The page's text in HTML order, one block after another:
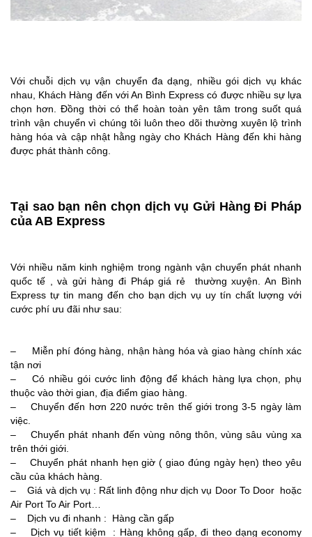
Với chuỗi dịch vụ vận chuyển đa dạng, nhiều gói dịch vụ khác
nhau, Khách Hàng đến với An Bình Express có được nhiều sự lựa
chọn hơn. Đồng thời có thể hoàn toàn yên tâm trong suốt quá
trình vận chuyển vì chúng tôi luôn theo dõi thường xuyên lộ trình
hàng hóa và cập nhật hằng ngày cho Khách Hàng đến khi hàng
được phát thành công.
Tại sao bạn nên chọn dịch vụ Gửi Hàng Đi Pháp
của AB Express
Với nhiều năm kinh nghiệm trong ngành vận chuyển phát nhanh
quốc tế , và gửi hàng đi Pháp giá rẻ thường xuyện. An Bình
Express tự tin mang đến cho bạn dịch vụ uy tín chất lượng với
cước phí ưu đãi như sau:
– Miễn phí đóng hàng, nhận hàng hóa và giao hàng chính xác
tận nơi
– Có nhiều gói cước linh động để khách hàng lựa chọn, phụ
thuộc vào thời gian, địa điểm giao hàng.
– Chuyển đến hơn 220 nước trên thế giới trong 3-5 ngày làm
việc.
– Chuyển phát nhanh đến vùng nông thôn, vùng sâu vùng xa
trên thới giới.
– Chuyển phát nhanh hẹn giờ ( giao đúng ngày hẹn) theo yêu
cầu của khách hàng.
– Giá và dịch vụ : Rất linh động như dịch vụ Door To Door hoặc
Air Port To Air Port…
– Dịch vu đi nhanh : Hàng cần gấp
– Dịch vụ tiết kiệm : Hàng không gấp, đi theo dạng economy